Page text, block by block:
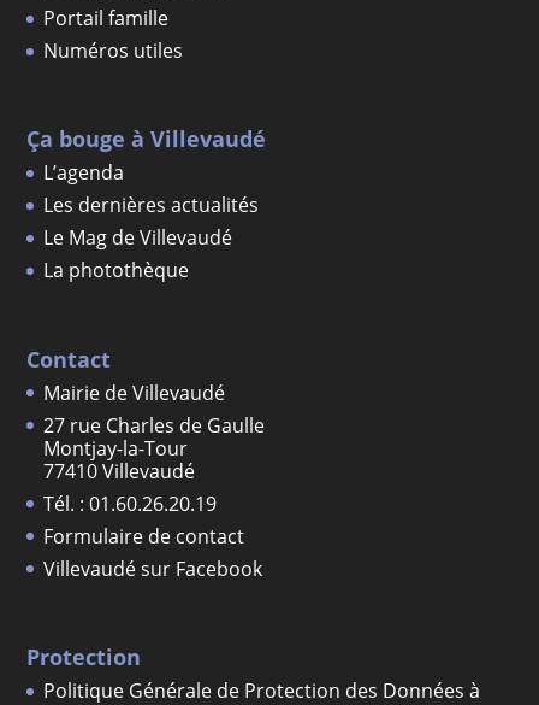
Portail famille
Numéros utiles
Ça bouge à Villevaudé
L’agenda
Les dernières actualités
Le Mag de Villevaudé
La photothèque
Contact
Mairie de Villevaudé
27 rue Charles de Gaulle
Montjay-la-Tour
77410 Villevaudé
Tél. : 01.60.26.20.19
Formulaire de contact
Villevaudé sur Facebook
Protection
Politique Générale de Protection des Données à